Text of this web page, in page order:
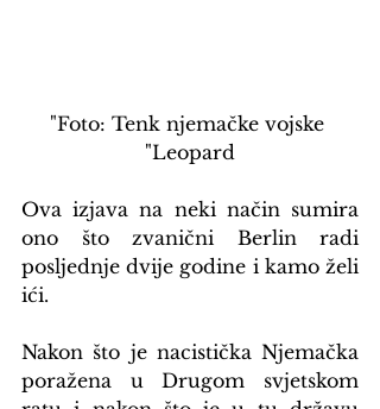
"Foto: Tenk njemačke vojske
"Leopard
Ova izjava na neki način sumira
ono što zvanični Berlin radi
posljednje dvije godine i kamo želi
ići.
Nakon što je nacistička Njemačka
poražena u Drugom svjetskom